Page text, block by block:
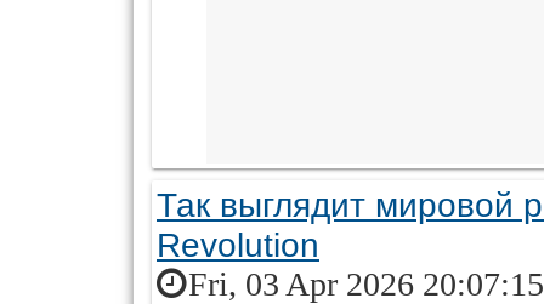
Так выглядит мировой
Revolution
Fri, 03 Apr 2026